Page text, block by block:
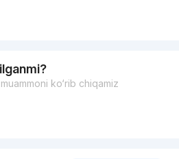
ko‘rib chiqamiz